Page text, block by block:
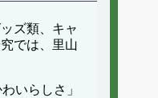
ズ類、キャ
では、里山
いらしさ」